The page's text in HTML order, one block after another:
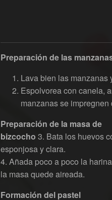
Preparación de las
Lava bien las manzanas
Espolvorea con canela,
manzanas se impregnen
Preparación de la masa de
bizcocho 3. Bata los huevos
esponjosa y clara.
4. Añada poco a poco la
la masa quede aireada.
Formación del pastel